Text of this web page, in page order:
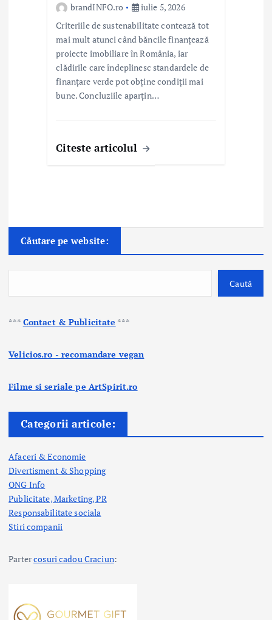
brandINFO.ro
iulie 5, 2026
Criteriile de sustenabilitate contează tot
mai mult atunci când băncile finanțează
proiecte imobiliare în România, iar
clădirile care îndeplinesc standardele de
finanțare verde pot obține condiții mai
bune. Concluziile aparțin…
Citeste articolul
Căutare pe website:
Caută
*** Contact & Publicitate ***
Velicios.ro - recomandare vegan
Filme si seriale pe ArtSpirit.ro
Categorii articole:
Afaceri & Economie
Divertisment & Shopping
ONG Info
Publicitate, Marketing, PR
Responsabilitate sociala
Stiri companii
Partercosuri cadou Craciun: